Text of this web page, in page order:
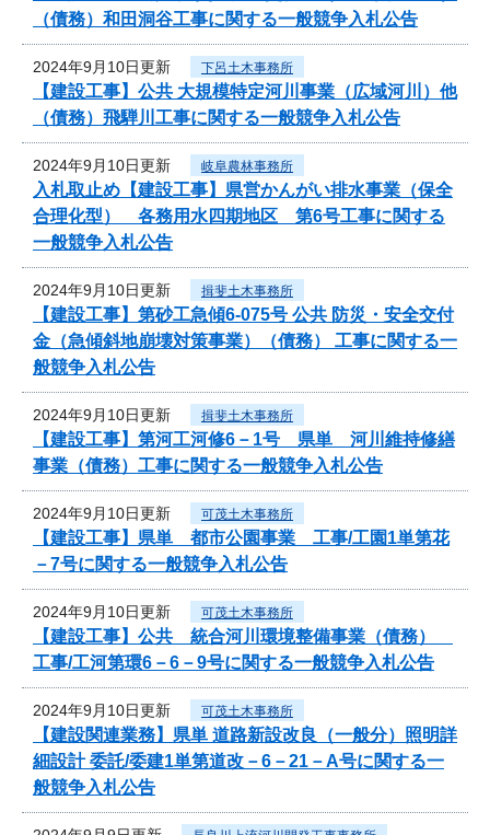
（債務）和田洞谷工事に関する一般競争入札公告
2024年9月10日更新 下呂土木事務所
【建設工事】公共 大規模特定河川事業（広域河川）他
（債務）飛騨川工事に関する一般競争入札公告
2024年9月10日更新 岐阜農林事務所
入札取止め【建設工事】県営かんがい排水事業（保全
合理化型） 各務用水四期地区 第6号工事に関する
一般競争入札公告
2024年9月10日更新 揖斐土木事務所
【建設工事】第砂工急傾6-075号 公共 防災・安全交付
金（急傾斜地崩壊対策事業）（債務） 工事に関する一
般競争入札公告
2024年9月10日更新 揖斐土木事務所
【建設工事】第河工河修6－1号 県単 河川維持修繕
事業（債務）工事に関する一般競争入札公告
2024年9月10日更新 可茂土木事務所
【建設工事】県単 都市公園事業 工事/工園1単第花
－7号に関する一般競争入札公告
2024年9月10日更新 可茂土木事務所
【建設工事】公共 統合河川環境整備事業（債務）
工事/工河第環6－6－9号に関する一般競争入札公告
2024年9月10日更新 可茂土木事務所
【建設関連業務】県単 道路新設改良（一般分）照明詳
細設計 委託/委建1単第道改－6－21－A号に関する一
般競争入札公告